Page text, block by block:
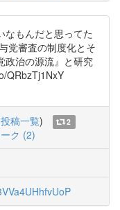
なもんだと思ってた
党審査の制度化とそ
治の源流』と研究
QRbzTj1NxY
投稿一覧)
2
ク (2)